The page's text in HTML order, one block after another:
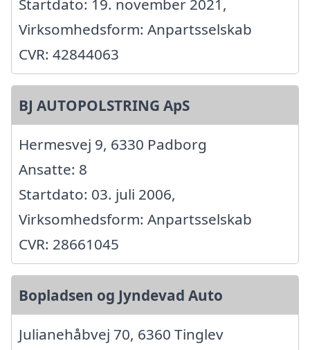
Startdato: 19. november 2021,
Virksomhedsform: Anpartsselskab
CVR: 42844063
BJ AUTOPOLSTRING ApS
Hermesvej 9, 6330 Padborg
Ansatte: 8
Startdato: 03. juli 2006,
Virksomhedsform: Anpartsselskab
CVR: 28661045
Bopladsen og Jyndevad Auto
Julianehåbvej 70, 6360 Tinglev